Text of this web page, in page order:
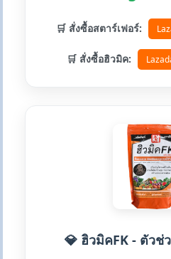
🛒 สั่งซื้อสตาร์เฟอร์:
🛒 สั่งซื้อฮิวมิค:
💎 ฮิวมิคFK - ตัวช่